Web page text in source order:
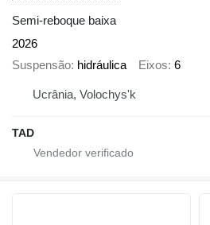
Semi-reboque baixa
2026
Suspensão hidráulica Eixos 6
Ucrânia, Volochys'k
TAD